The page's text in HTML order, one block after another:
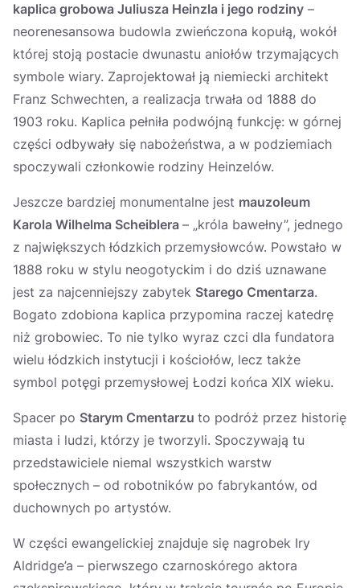
kaplica grobowa Juliusza Heinzla i jego rodziny –
neorenesansowa budowla zwieńczona kopułą, wokół
której stoją postacie dwunastu aniołów trzymających
symbole wiary. Zaprojektował ją niemiecki architekt
Franz Schwechten, a realizacja trwała od 1888 do
1903 roku. Kaplica pełniła podwójną funkcję: w górnej
części odbywały się nabożeństwa, a w podziemiach
spoczywali członkowie rodziny Heinzelów.
Jeszcze bardziej monumentalne jest mauzoleum
Karola Wilhelma Scheiblera – „króla bawełny”, jednego
z największych łódzkich przemysłowców. Powstało w
1888 roku w stylu neogotyckim i do dziś uznawane
jest za najcenniejszy zabytek Starego Cmentarza.
Bogato zdobiona kaplica przypomina raczej katedrę
niż grobowiec. To nie tylko wyraz czci dla fundatora
wielu łódzkich instytucji i kościołów, lecz także
symbol potęgi przemysłowej Łodzi końca XIX wieku.
Spacer po Starym Cmentarzu to podróż przez historię
miasta i ludzi, którzy je tworzyli. Spoczywają tu
przedstawiciele niemal wszystkich warstw
społecznych – od robotników po fabrykantów, od
duchownych po artystów.
W części ewangelickiej znajduje się nagrobek Iry
Aldridge’a – pierwszego czarnoskórego aktora